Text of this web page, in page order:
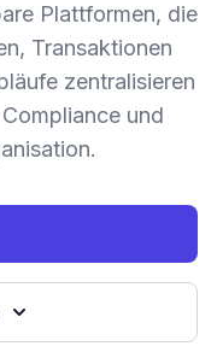
Plattformen, die
Transaktionen
zentralisieren
und